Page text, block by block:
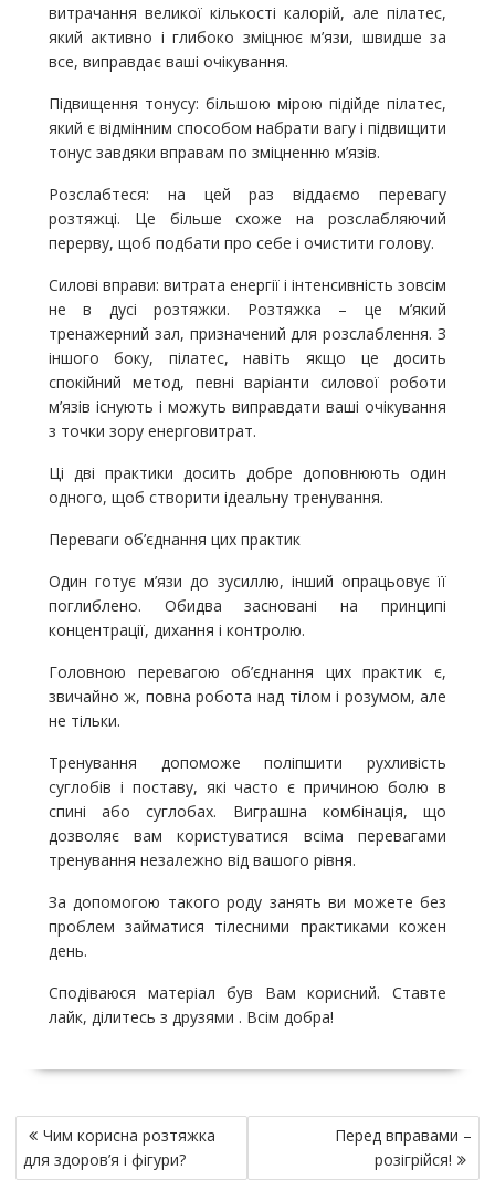
витрачання великої кількості калорій, але пілатес,
який активно і глибоко зміцнює м’язи, швидше за
все, виправдає ваші очікування.
Підвищення тонусу: більшою мірою підійде пілатес,
який є відмінним способом набрати вагу і підвищити
тонус завдяки вправам по зміцненню м’язів.
Розслабтеся: на цей раз віддаємо перевагу
розтяжці. Це більше схоже на розслабляючий
перерву, щоб подбати про себе і очистити голову.
Силові вправи: витрата енергії і інтенсивність зовсім
не в дусі розтяжки. Розтяжка – це м’який
тренажерний зал, призначений для розслаблення. З
іншого боку, пілатес, навіть якщо це досить
спокійний метод, певні варіанти силової роботи
м’язів існують і можуть виправдати ваші очікування
з точки зору енерговитрат.
Ці дві практики досить добре доповнюють один
одного, щоб створити ідеальну тренування.
Переваги об’єднання цих практик
Один готує м’язи до зусиллю, інший опрацьовує її
поглиблено. Обидва засновані на принципі
концентрації, дихання і контролю.
Головною перевагою об’єднання цих практик є,
звичайно ж, повна робота над тілом і розумом, але
не тільки.
Тренування допоможе поліпшити рухливість
суглобів і поставу, які часто є причиною болю в
спині або суглобах. Виграшна комбінація, що
дозволяє вам користуватися всіма перевагами
тренування незалежно від вашого рівня.
За допомогою такого роду занять ви можете без
проблем займатися тілесними практиками кожен
день.
Сподіваюся матеріал був Вам корисний. Ставте
лайк, ділитесь з друзями . Всім добра!
Н
а
Чим корисна розтяжка
для здоров’я і фігури?
Перед вправами –
розігрійся!